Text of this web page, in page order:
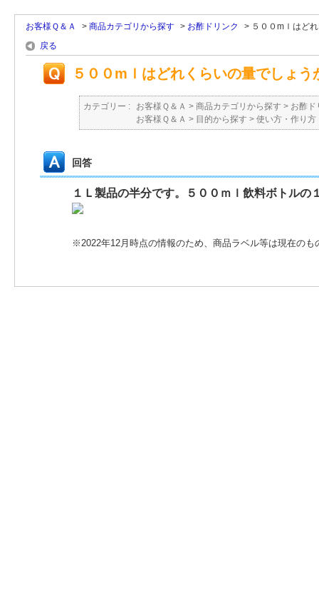
お客様Ｑ＆Ａ > 商品カテゴリから探す > お酢ドリンク > ５００mｌはど
戻る
５００mｌはどれくらいの量でしょう
カテゴリー : お客様Ｑ＆Ａ > 商品カテゴリから探す > お酢ド
お客様Ｑ＆Ａ > 目的から探す > 使い方・作り方
回答
１Ｌ製品の半分です。５００ｍｌ飲料ボトルの
※2022年12月時点の情報のため、商品ラベル等は現在のも